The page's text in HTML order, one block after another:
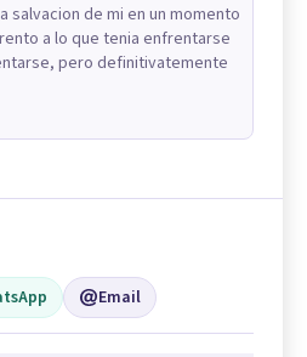
salvacion de mi en un momento
a lo que tenia enfrentarse
pero definitivatemente
Email